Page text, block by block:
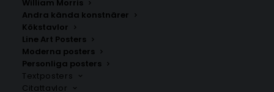
William Morris
Andra kända konstnärer
Kökstavlor
Line Art Posters
Moderna posters
Personliga posters
Textposters
Citattavlor
Kragerø
Fr. 200.00kr